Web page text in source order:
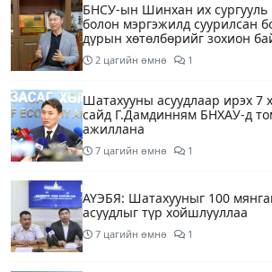
БНСУ-ын Шинхан их
болон мэргэжилд суурилсан
дурын хөтөлбөрийг зохион
2 цагийн өмнө 1
Шатахууны асуудлаар ирэх 7
сайд Г.Дамдинням БНХАУ-д
ажиллана
7 цагийн өмнө 1
АҮЭБЯ: Шатахууныг 100
асуудлыг түр хойшлууллаа
7 цагийн өмнө 1